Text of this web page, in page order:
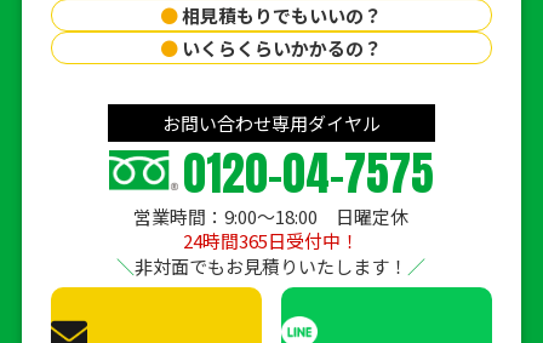
●相見積もりでもいいの？
● いくらくらいかかるの？
お問い合わせ専用ダイヤル
0120-04-7575
営業時間：9:00〜18:00 日曜定休
24時間365日受付中！
非対面でもお見積りいたします！